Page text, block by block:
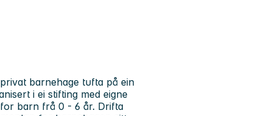
barnehage tufta på ein
i ei stifting med eigne
barn frå 0 - 6 år. Drifta